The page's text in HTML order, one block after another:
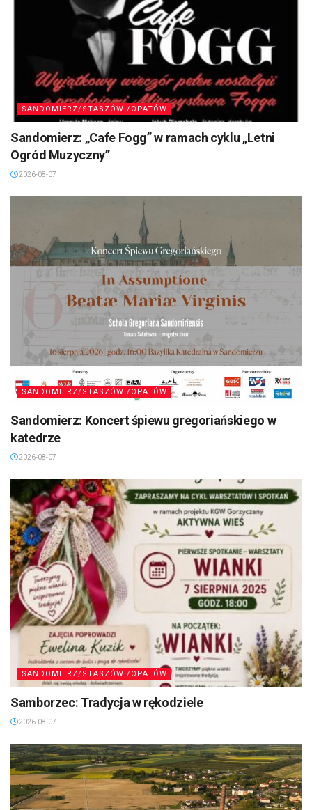
SANDOMIERZ/STASZÓW /OPATÓW
Sandomierz: „Cafe Fogg” w ramach cyklu „Letni
Ogród Muzyczny”
2026-08-07
SANDOMIERZ/STASZÓW /OPATÓW
Sandomierz: Koncert śpiewu gregoriańskiego w
katedrze
2026-08-07
SANDOMIERZ/STASZÓW /OPATÓW
Samborzec: Tradycja w rękodziele
2026-08-07